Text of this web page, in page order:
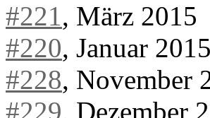
#221, März 2015
#220, Januar 2015
#228, November
#229, Dezember